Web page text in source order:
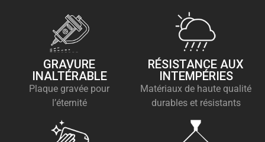
GRAVURE
INALTÉRABLE
Plaque gravée pour
l’éternité
RÉSISTANCE AUX
INTEMPÉRIES
Matériaux de haute qualité
durables et résistants